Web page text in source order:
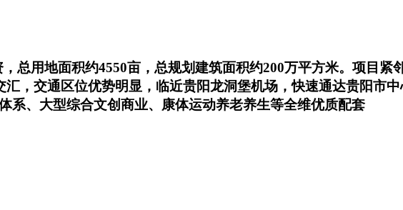
，总用地面积约4550亩，总规划建筑面积约200万平方米。项目
汇，交通区位优势明显，临近贵阳龙洞堡机场，快速通达贵阳市
系、大型综合文创商业、康体运动养老养生等全维优质配套